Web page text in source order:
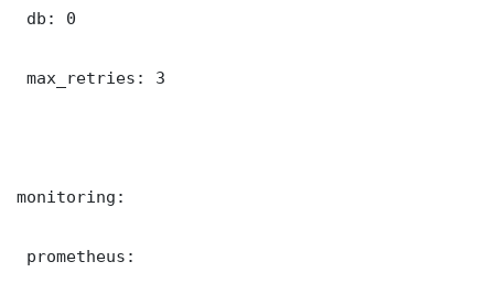
db: 0
max_retries: 3
monitoring:
prometheus: